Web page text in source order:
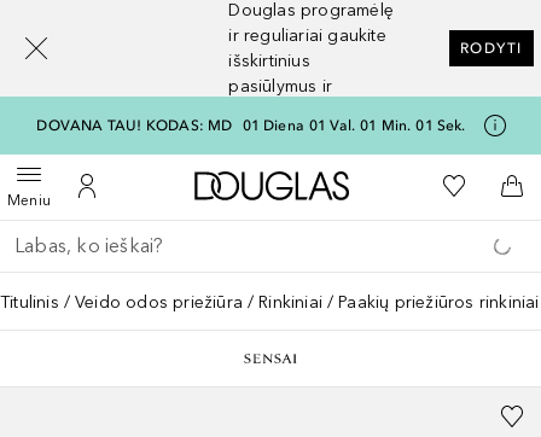
Douglas programėlę
ir reguliariai gaukite
išskirtinius
pasiūlymus ir
RODYTI
DOVANA TAU! KODAS: MD 01 Diena 01 Val. 01 Min. 01 Sek.
MeniuAtidaryti meniuĮ mano paskyrą
Į Douglas pagrindinį
Į mano
Į
Grįžk atgal
Vykdykite paiešką
Titulinis Veido odos priežiūra Rinkiniai Paakių priežiūros rinkiniai
[navigation.slideout.screenreader]